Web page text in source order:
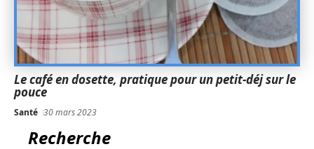
Le café en dosette, pratique pour un petit-déj sur le
pouce
Santé 30 mars 2023
Recherche